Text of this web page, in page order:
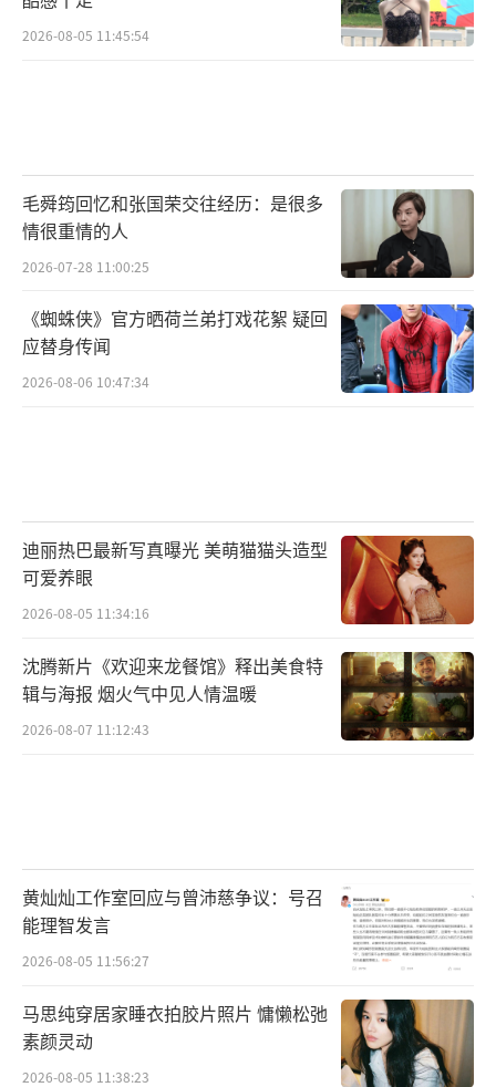
2026-08-05 11:45:54
毛舜筠回忆和张国荣交往经历：是很多
情很重情的人
2026-07-28 11:00:25
《蜘蛛侠》官方晒荷兰弟打戏花絮 疑回
应替身传闻
2026-08-06 10:47:34
迪丽热巴最新写真曝光 美萌猫猫头造型
可爱养眼
2026-08-05 11:34:16
沈腾新片《欢迎来龙餐馆》释出美食特
辑与海报 烟火气中见人情温暖
2026-08-07 11:12:43
黄灿灿工作室回应与曾沛慈争议：号召
能理智发言
2026-08-05 11:56:27
马思纯穿居家睡衣拍胶片照片 慵懒松弛
素颜灵动
2026-08-05 11:38:23